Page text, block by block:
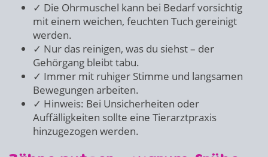
✓ Die Ohrmuschel kann bei Bedarf vorsichtig
mit einem weichen, feuchten Tuch gereinigt
werden.
✓ Nur das reinigen, was du siehst – der
Gehörgang bleibt tabu.
✓ Immer mit ruhiger Stimme und langsamen
Bewegungen arbeiten.
✓ Hinweis: Bei Unsicherheiten oder
Auffälligkeiten sollte eine Tierarztpraxis
hinzugezogen werden.